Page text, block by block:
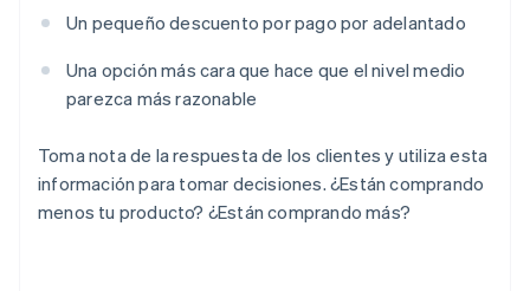
Un pequeño descuento por pago por adelantado
Una opción más cara que hace que el nivel medio
parezca más razonable
Toma nota de la respuesta de los clientes y utiliza esta
información para tomar decisiones. ¿Están comprando
menos tu producto? ¿Están comprando más?